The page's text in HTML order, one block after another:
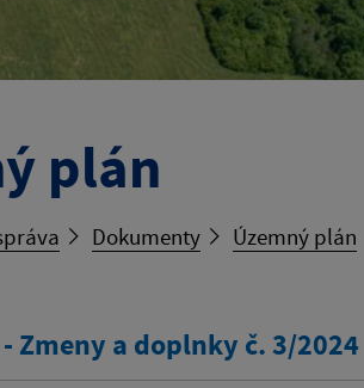
plán
Dokumenty Územný plán
Zmeny a doplnky č. 3/2024